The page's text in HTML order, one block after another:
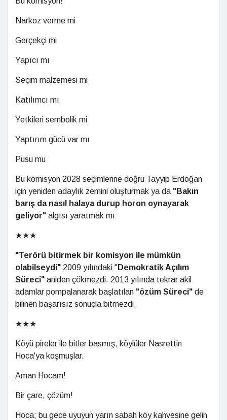
Narkoz verme mi
Gerçekçi mi
Yapıcı mı
Seçim malzemesi mi
Katılımcı mı
Yetkileri sembolik mi
Yaptırım gücü var mı
Pusu mu
Bu komisyon 2028 seçimlerine doğru Tayyip Erdoğan
için yeniden adaylık zemini oluşturmak ya da "Bakın
barış da nasıl halaya durup horon oynayarak
geliyor" algısı yaratmak mı
★★★
"Terörü bitirmek bir komisyon ile mümkün
olabilseydi" 2009 yılındaki "Demokratik Açılım
Süreci" aniden çökmezdi. 2013 yılında tekrar akil
adamlar pompalanarak başlatılan "özüm Süreci" de
bilinen başarısız sonuçla bitmezdi.
★★★
Köyü pireler ile bitler basmış, köylüler Nasrettin
Hoca'ya koşmuşlar.
Aman Hocam!
Bir çare, çözüm!
Hoca; bu gece uyuyun yarın sabah köy kahvesine gelin